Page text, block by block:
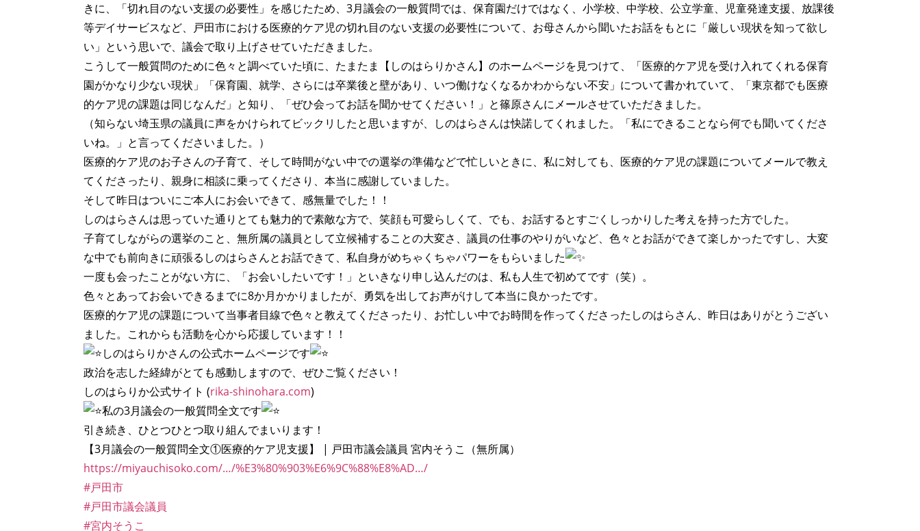
きに、「切れ目のない支援の必要性」を感じたため、3月議会の一般質問では、保育園だけではなく、小学校、中学校、公立学童、児童発達支援、放課後
等デイサービスなど、戸田市における医療的ケア児の切れ目のない支援の必要性について、お母さんから聞いたお話をもとに「厳しい現状を知って欲し
い」という思いで、議会で取り上げさせていただきました。
こうして一般質問のために色々と調べていた頃に、たまたま【しのはらりかさん】のホームページを見つけて、「医療的ケア児を受け入れてくれる保育
園がかなり少ない現状」「保育園、就学、さらには卒業後と壁があり、いつ働けなくなるかわからない不安」について書かれていて、「東京都でも医療
的ケア児の課題は同じなんだ」と知り、「ぜひ会ってお話を聞かせてください！」と篠原さんにメールさせていただきました。
（知らない埼玉県の議員に声をかけられてビックリしたと思いますが、しのはらさんは快諾してくれました。「私にできることなら何でも聞いてくださ
いね。」と言ってくださいました。）
医療的ケア児のお子さんの子育て、そして時間がない中での選挙の準備などで忙しいときに、私に対しても、医療的ケア児の課題についてメールで教え
てくださったり、親身に相談に乗ってくださり、本当に感謝していました。
そして昨日はついにご本人にお会いできて、感無量でした！！
しのはらさんは思っていた通りとても魅力的で素敵な方で、笑顔も可愛らしくて、でも、お話するとすごくしっかりした考えを持った方でした。
子育てしながらの選挙のこと、無所属の議員として立候補することの大変さ、議員の仕事のやりがいなど、色々とお話ができて楽しかったですし、大変
な中でも前向きに頑張るしのはらさんとお話できて、私自身がめちゃくちゃパワーをもらいました
一度も会ったことがない方に、「お会いしたいです！」といきなり申し込んだのは、私も人生で初めてです（笑）。
色々とあってお会いできるまでに8か月かかりましたが、勇気を出してお声がけして本当に良かったです。
医療的ケア児の課題について当事者目線で色々と教えてくださったり、お忙しい中でお時間を作ってくださったしのはらさん、昨日はありがとうござい
ました。これからも活動を心から応援しています！！
しのはらりかさんの公式ホームページです
政治を志した経緯がとても感動しますので、ぜひご覧ください！
しのはらりか公式サイト (rika-shinohara.com)
私の3月議会の一般質問全文です
引き続き、ひとつひとつ取り組んでまいります！
【3月議会の一般質問全文①医療的ケア児支援】 | 戸田市議会議員 宮内そうこ（無所属）
https://miyauchisoko.com/…/%E3%80%903%E6%9C%88%E8%AD…/
#戸田市
#戸田市議会議員
#宮内そうこ